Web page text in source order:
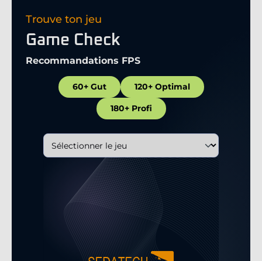
Trouve ton jeu
Game Check
Recommandations FPS
60+ Gut 120+ Optimal
180+ Profi